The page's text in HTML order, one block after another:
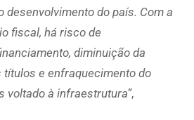
desenvolvimento do país. Com a
fiscal, há risco de
diminuição da
e enfraquecimento do
voltado à infraestrutura”,